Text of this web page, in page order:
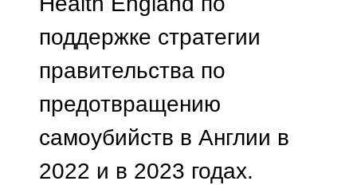
поддержке стратегии
правительства по
предотвращению
самоубийств в Англии в
2022 и в 2023 годах.